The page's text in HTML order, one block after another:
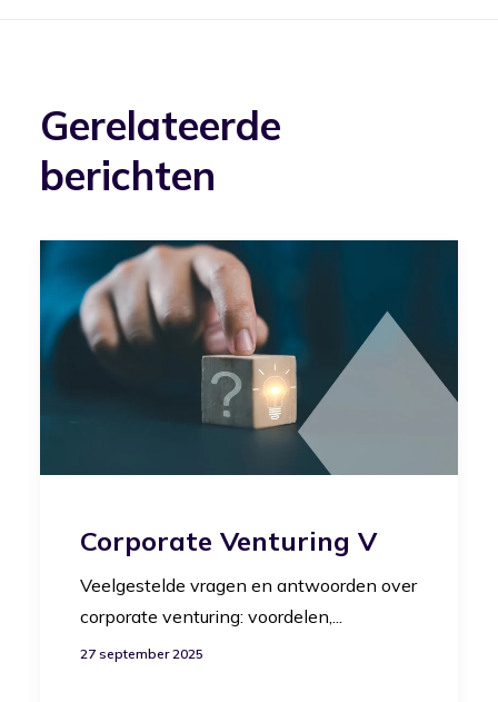
Gerelateerde
berichten
Corporate Venturing V
Veelgestelde vragen en antwoorden over
corporate venturing: voordelen,...
27 september 2025